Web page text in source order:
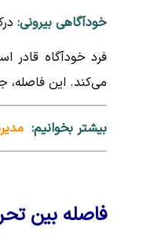
خودآگاهی بیرونی:
فرد خودآگاه قادر
می‌کند. این
بیشتر بخوانیم:
فاصله بین